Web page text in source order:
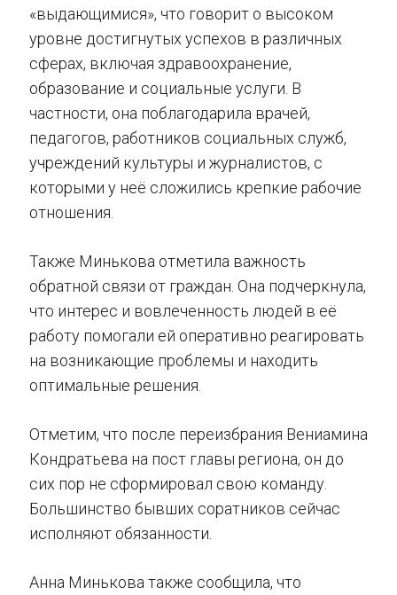
«выдающимися», что говорит о высоком
уровне достигнутых успехов в различных
сферах, включая здравоохранение,
образование и социальные услуги. В
частности, она поблагодарила врачей,
педагогов, работников социальных служб,
учреждений культуры и журналистов, с
которыми у неё сложились крепкие рабочие
отношения.
Также Минькова отметила важность
обратной связи от граждан. Она подчеркнула,
что интерес и вовлеченность людей в её
работу помогали ей оперативно реагировать
на возникающие проблемы и находить
оптимальные решения.
Отметим, что после переизбрания Вениамина
Кондратьева на пост главы региона, он до
сих пор не сформировал свою команду.
Большинство бывших соратников сейчас
исполняют обязанности.
Анна Минькова также сообщила, что